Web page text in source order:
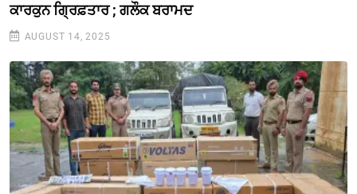
ਕਾਰਕੁਨ ਗ੍ਰਿਫ਼ਤਾਰ ; ਗਲੌਕ ਬਰਾਮਦ
AUGUST 14, 2025